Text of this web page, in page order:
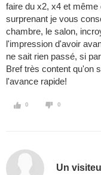
faire du x2, x4 et
surprenant je vous
chambre, le salon,
l'impression d'avoir
ne sait rien passé, si
Bref très content qu'on
l'avance rapide!
0 0
Un